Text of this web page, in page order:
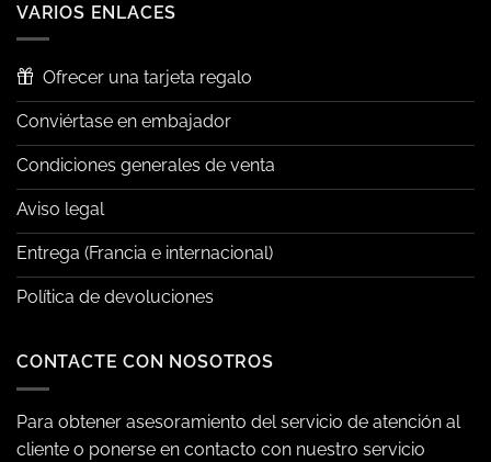
VARIOS ENLACES
Ofrecer una tarjeta regalo
Conviértase en embajador
Condiciones generales de venta
Aviso legal
Entrega (Francia e internacional)
Política de devoluciones
CONTACTE CON NOSOTROS
Para obtener asesoramiento del servicio de atención al
cliente o ponerse en contacto con nuestro servicio